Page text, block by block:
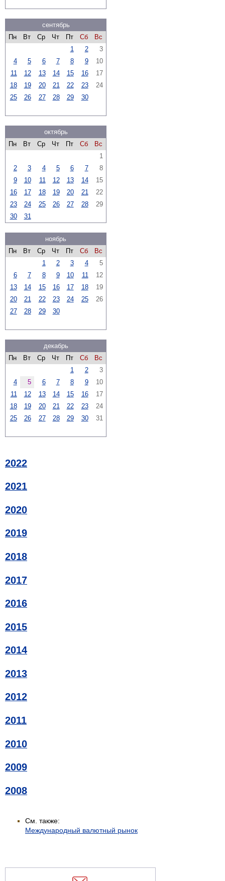
сентябрь
Пн
Вт Ср Чт Пт Сб
Вс
1
2
3
4
5 6 7 8 9
10
11
12 13 14 15 16
17
18
19 20 21 22 23
24
25
26 27 28 29 30
октябрь
Пн
Вт Ср Чт Пт Сб
Вс
1
2
3 4 5 6 7
8
9
10 11 12 13 14
15
16
17 18 19 20 21
22
23
24 25 26 27 28
29
30
31
ноябрь
Пн
Вт Ср Чт Пт Сб
Вс
1
2 3 4
5
6
7 8 9 10 11
12
13
14 15 16 17 18
19
20
21 22 23 24 25
26
27
28 29 30
декабрь
Пн
Вт Ср Чт Пт Сб
Вс
1
2
3
4
5 6 7 8 9
10
11
12 13 14 15 16
17
18
19 20 21 22 23
24
25
26 27 28 29 30 31
2022
2021
2020
2019
2018
2017
2016
2015
2014
2013
2012
2011
2010
2009
2008
См. также:
Международный валютный рынок